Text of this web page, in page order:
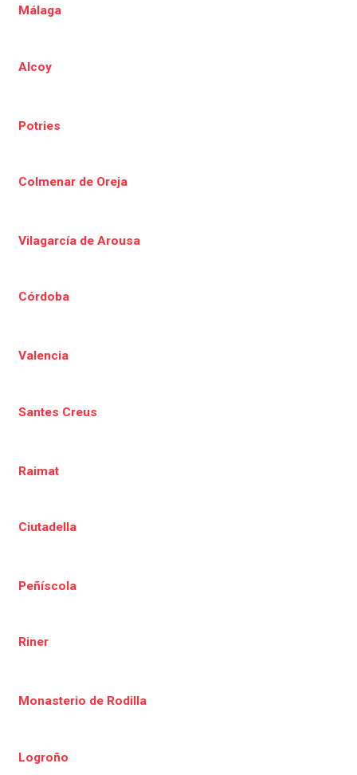
Málaga
Alcoy
Potries
Colmenar de Oreja
Vilagarcía de Arousa
Córdoba
Valencia
Santes Creus
Raimat
Ciutadella
Peñíscola
Riner
Monasterio de Rodilla
Logroño